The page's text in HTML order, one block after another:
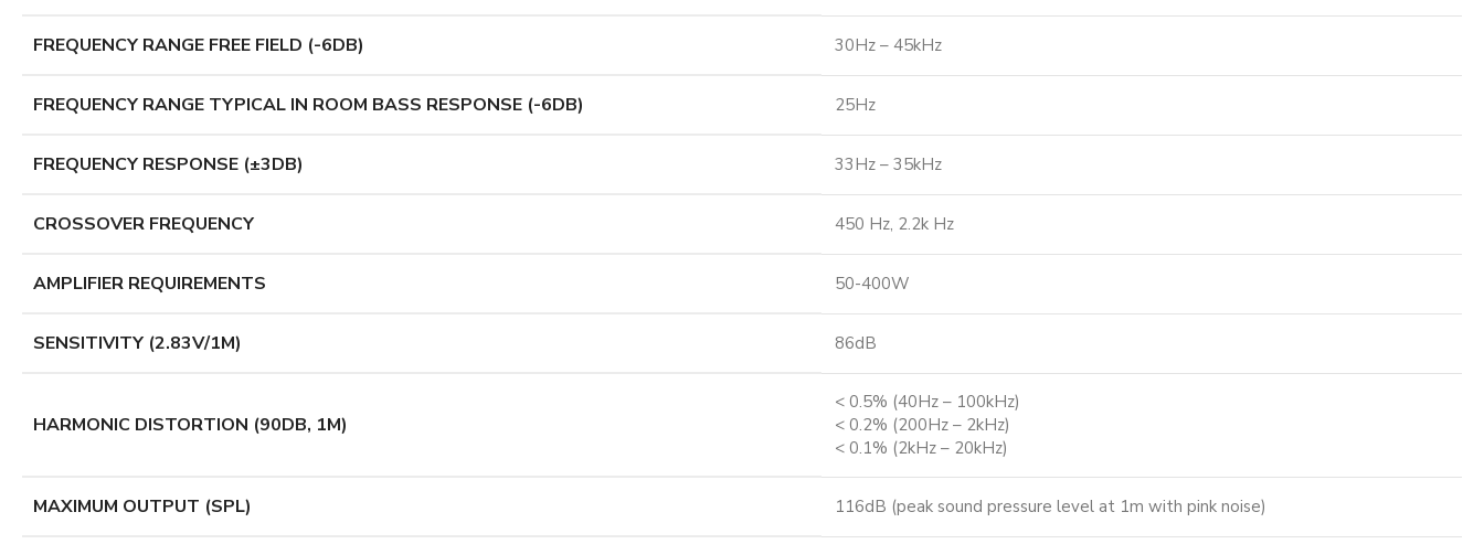
FREQUENCY RANGE FREE FIELD (-6DB) 30Hz – 45kHz
FREQUENCY RANGE TYPICAL IN ROOM BASS RESPONSE (-6DB) 25Hz
FREQUENCY RESPONSE (±3DB) 33Hz – 35kHz
CROSSOVER FREQUENCY 450 Hz, 2.2k Hz
AMPLIFIER REQUIREMENTS 50-400W
SENSITIVITY (2.83V/1M) 86dB
HARMONIC DISTORTION (90DB, 1M)
< 0.5% (40Hz – 100kHz)
< 0.2% (200Hz – 2kHz)
< 0.1% (2kHz – 20kHz)
MAXIMUM OUTPUT (SPL) 116dB (peak sound pressure level at 1m with pink noise)